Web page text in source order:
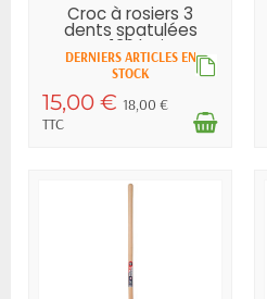
Croc à rosiers 3
dents spatulées
EM130 bois
DERNIERS ARTICLES EN
STOCK
15,00 € 18,00 €
TTC